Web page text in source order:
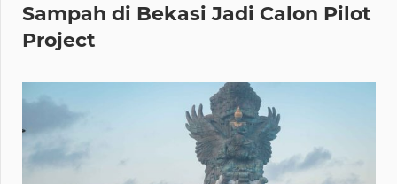
Sampah di Bekasi Jadi Calon Pilot
Project